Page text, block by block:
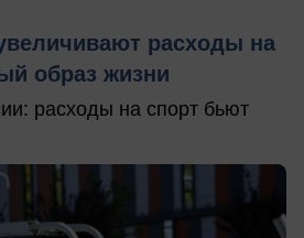
расходы на
образ жизни
расходы на спорт бьют